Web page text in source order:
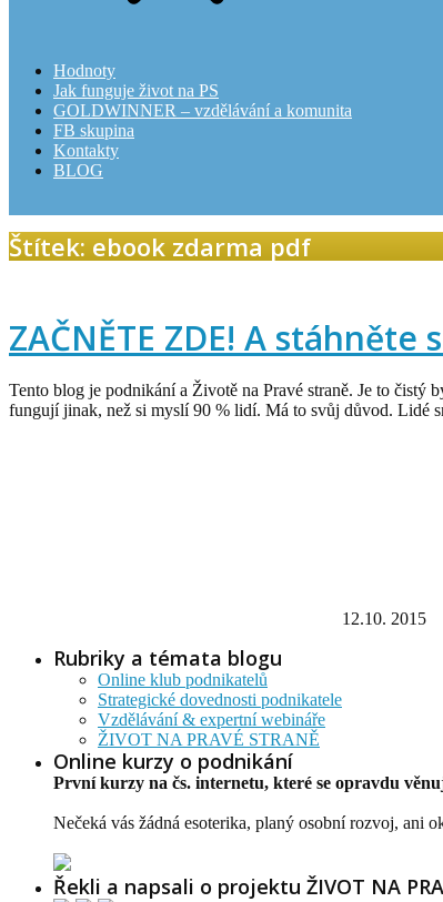
Hodnoty
Jak funguje život na PS
GOLDWINNER – vzdělávání a komunita
FB skupina
Kontakty
BLOG
Štítek: ebook zdarma pdf
ZAČNĚTE ZDE! A stáhněte
Tento blog je podnikání a Životě na Pravé straně. Je to
fungují jinak, než si myslí 90 % lidí. Má to svůj důvod. Lidé
12.10. 2015
Rubriky a témata blogu
Online klub podnikatelů
Strategické dovednosti podnikatele
Vzdělávání & expertní webináře
ŽIVOT NA PRAVÉ STRANĚ
Online kurzy o podnikání
První kurzy na čs. internetu, které se opravdu
Nečeká vás žádná esoterika, planý osobní rozvoj, ani
Řekli a napsali o projektu ŽIVOT NA